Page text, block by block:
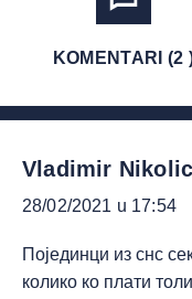
KOMENTARI (2
Vladimir Nikolic
28/02/2021 u 17:54
Појединци из снс
колико ко плати